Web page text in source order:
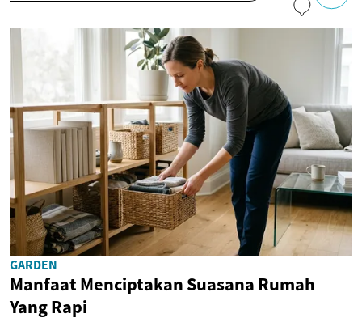
GARDEN
Manfaat Menciptakan Suasana Rumah
Yang Rapi